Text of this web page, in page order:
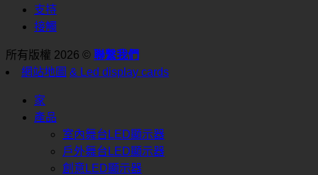
支持
接觸
所有版權 2026 © 聯繫我們
網站地圖 & Led display cards
家
產品
室內舞台LED顯示器
戶外舞台LED顯示器
創意LED顯示器